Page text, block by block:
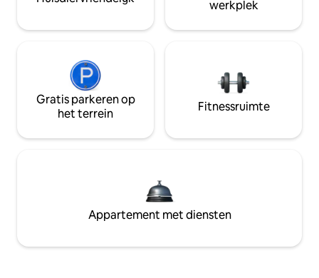
werkplek
Gratis parkeren op
het terrein
Fitnessruimte
Appartement met diensten